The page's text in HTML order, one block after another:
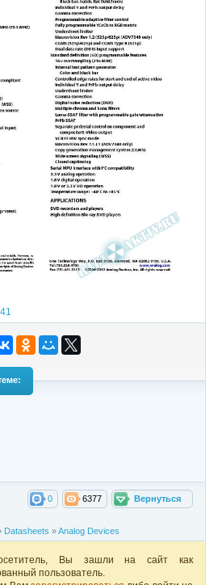
Вернуться
6377
0
Datasheets »Analog Devices
Вы зашли на сайт как
пользователь.